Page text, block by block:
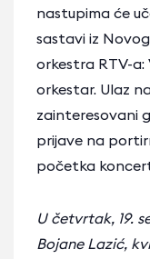
nastupima će
sastavi iz
orkestra RTV-a:
orkestar. Ulaz
zainteresovani
prijave na
početka
U četvrtak, 19.
Bojane Lazić,